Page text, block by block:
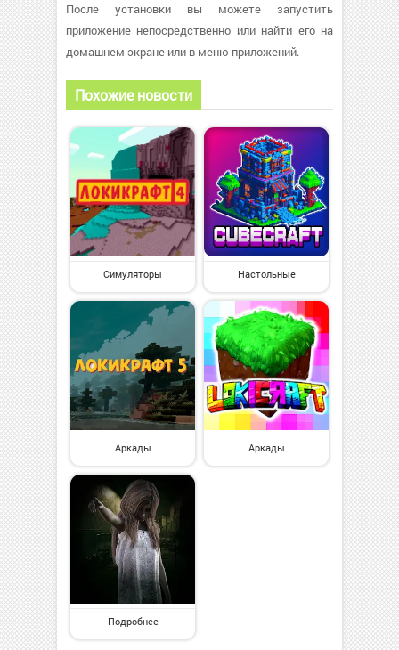
После установки вы можете запустить
приложение непосредственно или найти его на
домашнем экране или в меню приложений.
Похожие новости
Симуляторы Настольные
Аркады Аркады
Подробнее